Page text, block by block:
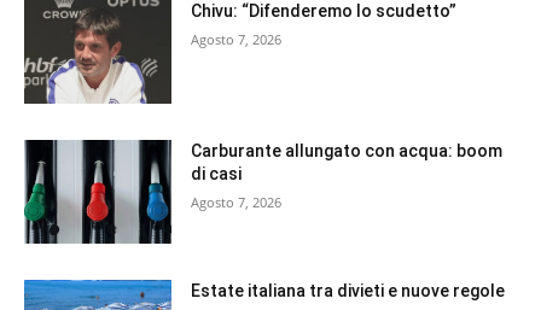
Chivu: “Difenderemo lo scudetto”
Agosto 7, 2026
Carburante allungato con acqua: boom
di casi
Agosto 7, 2026
Estate italiana tra divieti e nuove regole